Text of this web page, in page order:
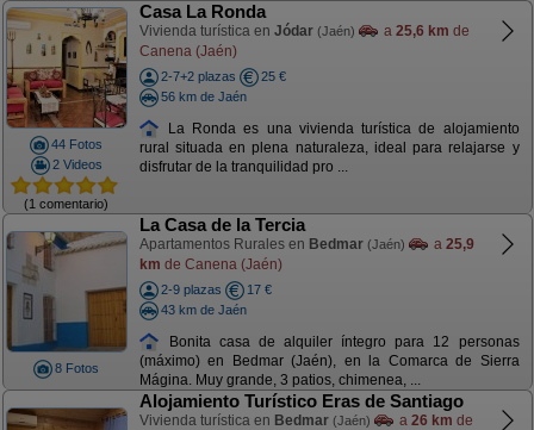
44 Fotos
2 Videos
(1 comentario)
Casa La Ronda
Vivienda turística en Jódar (Jaén) a 25,6 km de
Canena (Jaén)
2-7+2 plazas
25 €
56 km de Jaén
La Ronda es una vivienda turística de alojamiento
rural situada en plena naturaleza, ideal para relajarse y
disfrutar de la tranquilidad pro ...
8 Fotos
La Casa de la Tercia
Apartamentos Rurales en Bedmar (Jaén) a 25,9
km de Canena (Jaén)
2-9 plazas
17 €
43 km de Jaén
Bonita casa de alquiler íntegro para 12 personas
(máximo) en Bedmar (Jaén), en la Comarca de Sierra
Mágina. Muy grande, 3 patios, chimenea, ...
Alojamiento Turístico Eras de Santiago
Vivienda turística en Bedmar (Jaén) a 26 km de